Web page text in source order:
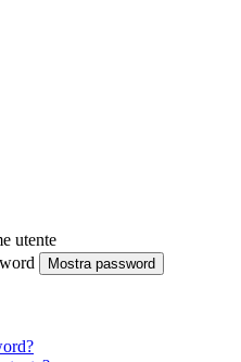
utente
Mostra password